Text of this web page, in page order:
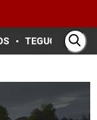
TEGUCIGALPA